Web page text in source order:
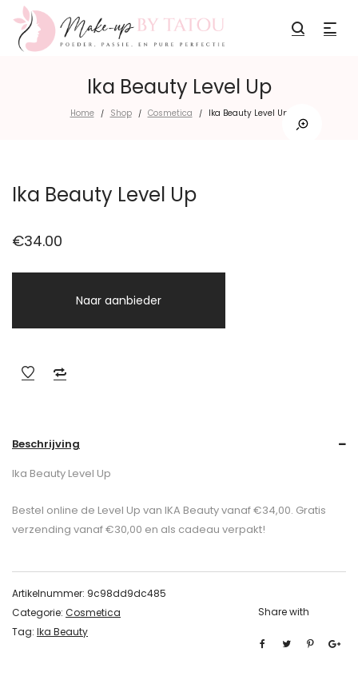
Ika Beauty Level Up
Home / Shop / Cosmetica / Ika Beauty Level Up
Ika Beauty Level Up
€34.00
Naar aanbieder
Beschrijving
Ika Beauty Level Up
Bestel online de Level Up van IKA Beauty vanaf €34,00. Gratis
verzending vanaf €30,00 en als cadeau verpakt!
Artikelnummer: 9c98dd9dc485
Categorie: Cosmetica
Tag: Ika Beauty
Share with